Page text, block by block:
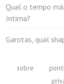
Qual o tempo
íntima?
Garotas, qual
sobre